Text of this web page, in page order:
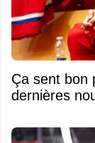
Ça sent bon
dernières